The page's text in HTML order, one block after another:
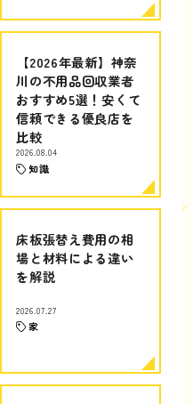
【2026年最新】神奈
川の不用品回収業者
おすすめ5選！安くて
信頼できる優良店を
比較
2026.08.04
知識
床板張替え費用の相
場と材料による違い
を解説
2026.07.27
家